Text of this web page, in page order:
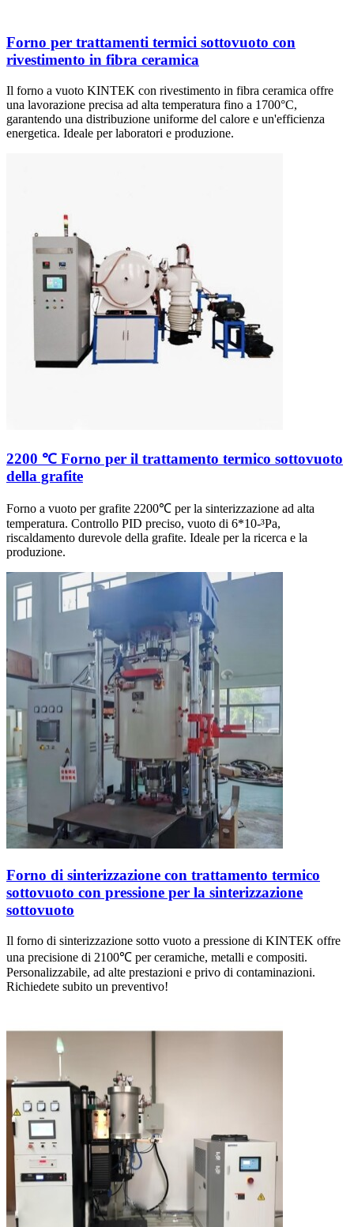
Forno per trattamenti termici sottovuoto con
rivestimento in fibra ceramica
Il forno a vuoto KINTEK con rivestimento in fibra ceramica offre
una lavorazione precisa ad alta temperatura fino a 1700°C,
garantendo una distribuzione uniforme del calore e un'efficienza
energetica. Ideale per laboratori e produzione.
2200 ℃ Forno per il trattamento termico sottovuoto
della grafite
Forno a vuoto per grafite 2200℃ per la sinterizzazione ad alta
temperatura. Controllo PID preciso, vuoto di 6*10-³Pa,
riscaldamento durevole della grafite. Ideale per la ricerca e la
produzione.
Forno di sinterizzazione con trattamento termico
sottovuoto con pressione per la sinterizzazione
sottovuoto
Il forno di sinterizzazione sotto vuoto a pressione di KINTEK offre
una precisione di 2100℃ per ceramiche, metalli e compositi.
Personalizzabile, ad alte prestazioni e privo di contaminazioni.
Richiedete subito un preventivo!